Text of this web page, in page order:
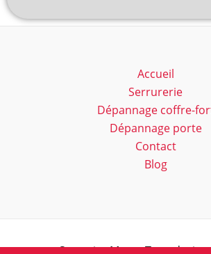
Accueil
Serrurerie
Dépannage coffre-
Dépannage porte
Contact
Blog
Serrurier Marc - Tous droits